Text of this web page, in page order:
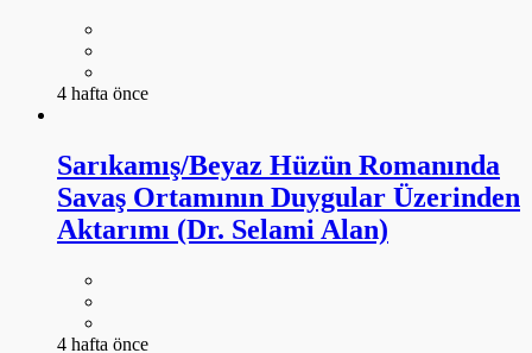
4 hafta önce
Sarıkamış/Beyaz Hüzün Romanında
Savaş Ortamının Duygular Üzerinden
Aktarımı (Dr. Selami Alan)
4 hafta önce